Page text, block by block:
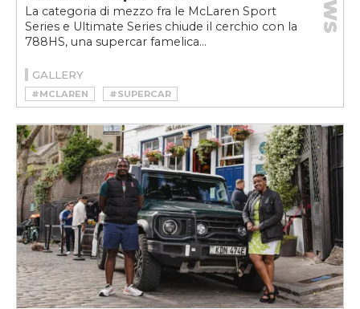
La categoria di mezzo fra le McLaren Sport
Series e Ultimate Series chiude il cerchio con la
788HS, una supercar famelica...
GALLERY
#MCLAREN #SUPERCAR